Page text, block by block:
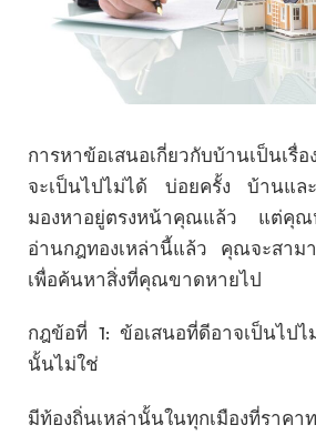
การหาข้อเสนอเกี่ยวกับบ้านเป็นเรื่
จะเป็นไปไม่ได้ บ่อยครั้ง บ้านแล
มองหาอยู่ตรงหน้าคุณแล้ว แต่คุ
อ่านกฎทองเหล่านี้แล้ว คุณจะสาม
เพื่อค้นหาสิ่งที่คุณขาดหายไป
กฎข้อที่ 1: ข้อเสนอที่ดีอาจเป็นไป
นั้นไม่ใช่
มีท้องถิ่นเหล่านั้นในทุกเมืองที่ราค